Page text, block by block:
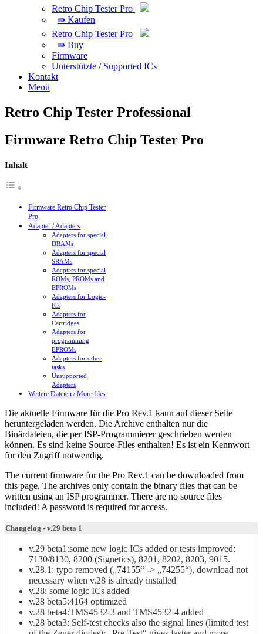
Retro Chip Tester Pro
⇛ Kaufen
Retro Chip Tester Pro
⇛ Buy
Firmware
Unterstützte / Supported ICs
Kontakt
Menü
Retro Chip Tester Professional
Firmware Retro Chip Tester Pro
Inhalt
Firmware Retro Chip Tester
Pro
Adapter / Adapters
Adapters for special
DRAMs
Adapters for special
SRAMs
Adapters for special
ROMs, PROMs and
EPROMs
Adapters for Logic-
ICs
Adapters for
Cartridges
Adapters for
programming
EPROMs
Adapters for other
tasks
Unsupported
Adapters
Weitere Dateien / More files
Die aktuelle Firmware für die Pro Rev.1 kann auf dieser Seite
heruntergeladen werden. Die Archive enthalten nur die
Binärdateien, die per ISP-Programmierer geschrieben werden
können. Es sind keine Source-Files enthalten! Es ist ein Kennwort
für den Zugriff notwendig.
The current firmware for the Pro Rev.1 can be downloaded from
this page. The archives only contain the binary files that can be
written using an ISP programmer. There are no source files
included! A password is required for access.
Changelog - v.29 beta 1
v.29 beta1:some new logic ICs added or tests improved:
7130/8130, 8200 (Signetics), 8201, 8202, 8203, 9015.
v.28.1: typo removed („74155“ -> „74255“), download not
necessary when v.28 is already installed
v.28: some logic ICs added
v.28 beta5:4164 optimized
v.28 beta4:TMS4532-3 and TMS4532-4 added
v.28 beta3: Self-test checks also the signal lines (limited test